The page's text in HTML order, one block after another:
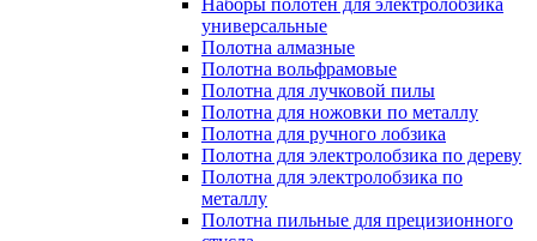
Наборы полотен для электролобзика
универсальные
Полотна алмазные
Полотна вольфрамовые
Полотна для лучковой пилы
Полотна для ножовки по металлу
Полотна для ручного лобзика
Полотна для электролобзика по дереву
Полотна для электролобзика по
металлу
Полотна пильные для прецизионного